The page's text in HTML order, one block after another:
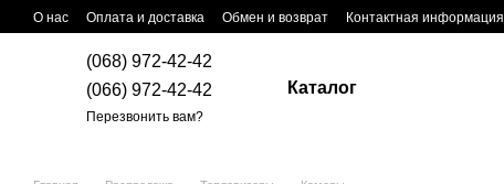
Перейти к основному контенту
О нас Оплата и доставка Обмен и возврат Контактная информация
(068) 972-42-42
(066) 972-42-42
Перезвонить вам?
Каталог